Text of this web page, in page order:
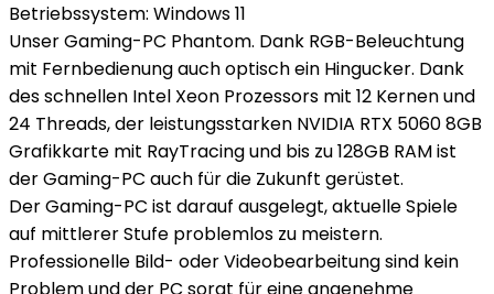
Betriebssystem: Windows 11
Unser Gaming-PC Phantom. Dank RGB-Beleuchtung
mit Fernbedienung auch optisch ein Hingucker. Dank
des schnellen Intel Xeon Prozessors mit 12 Kernen und
24 Threads, der leistungsstarken NVIDIA RTX 5060 8GB
Grafikkarte mit RayTracing und bis zu 128GB RAM ist
der Gaming-PC auch für die Zukunft gerüstet.
Der Gaming-PC ist darauf ausgelegt, aktuelle Spiele
auf mittlerer Stufe problemlos zu meistern.
Professionelle Bild- oder Videobearbeitung sind kein